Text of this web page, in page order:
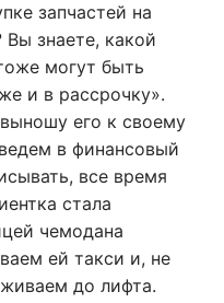
запчастей на
знаете, какой
могут быть
и в рассрочку».
его к своему
в финансовый
все время
стала
чемодана
ей такси и, не
до лифта.